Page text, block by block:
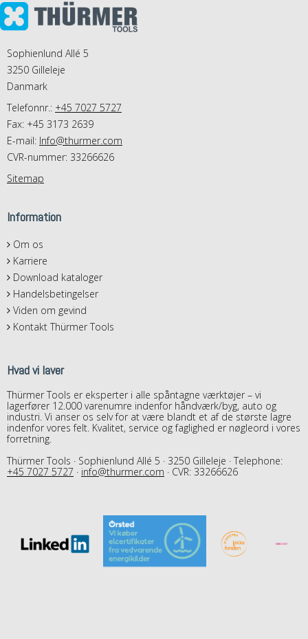
Sophienlund Allé 5
3250 Gilleleje
Danmark
Telefonnr.: +45 7027 5727
Fax: +45 3173 2639
E-mail: Info@thurmer.com
CVR-nummer: 33266626
Sitemap
Information
Om os
Karriere
Download kataloger
Handelsbetingelser
Viden om gevind
Kontakt Thürmer Tools
Hvad vi laver
Thürmer Tools er eksperter i alle spåntagne værktøjer – vi
lagerfører 12.000 varenumre indenfor håndværk/byg, auto og
industri. Vi anser os selv for at være blandt et af de største lagre
indenfor vores felt. Kvalitet, service og faglighed er nøgleord i vores
forretning.
Thürmer Tools · Sophienlund Allé 5 · 3250 Gilleleje · Telephone:
+45 7027 5727 · info@thurmer.com · CVR: 33266626